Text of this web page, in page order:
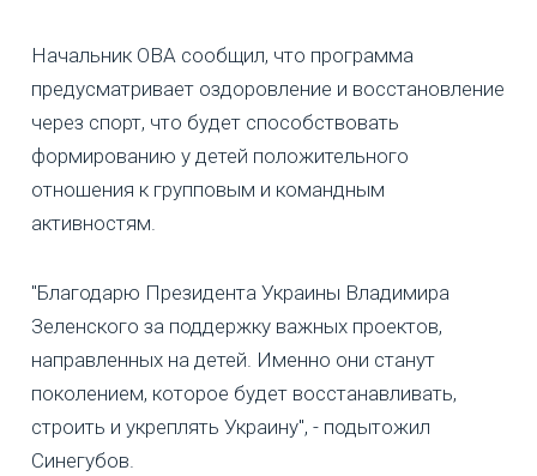
Начальник ОВА сообщил, что программа
предусматривает оздоровление и восстановление
через спорт, что будет способствовать
формированию у детей положительного
отношения к групповым и командным
активностям.
"Благодарю Президента Украины Владимира
Зеленского за поддержку важных проектов,
направленных на детей. Именно они станут
поколением, которое будет восстанавливать,
строить и укреплять Украину", - подытожил
Синегубов.